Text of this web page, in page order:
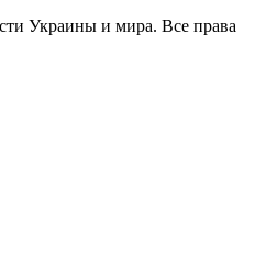
Украины и мира. Все права